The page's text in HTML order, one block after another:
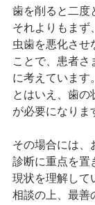
歯を削ると二度
それよりもまず
虫歯を悪化させ
ことで、患者さ
に考えています。
とはいえ、歯の
が必要になりま
その場合には、
診断に重点を置
現状を理解して
相談の上、最善